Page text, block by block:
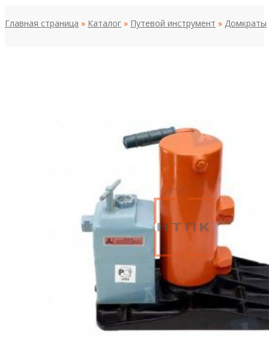
Главная страница » Каталог » Путевой инструмент » Домкраты